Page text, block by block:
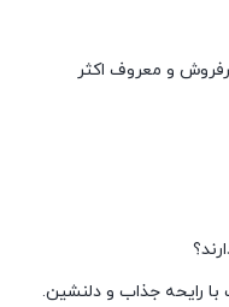
و معروف اکثر
با رایحه جذاب و دلنشین.